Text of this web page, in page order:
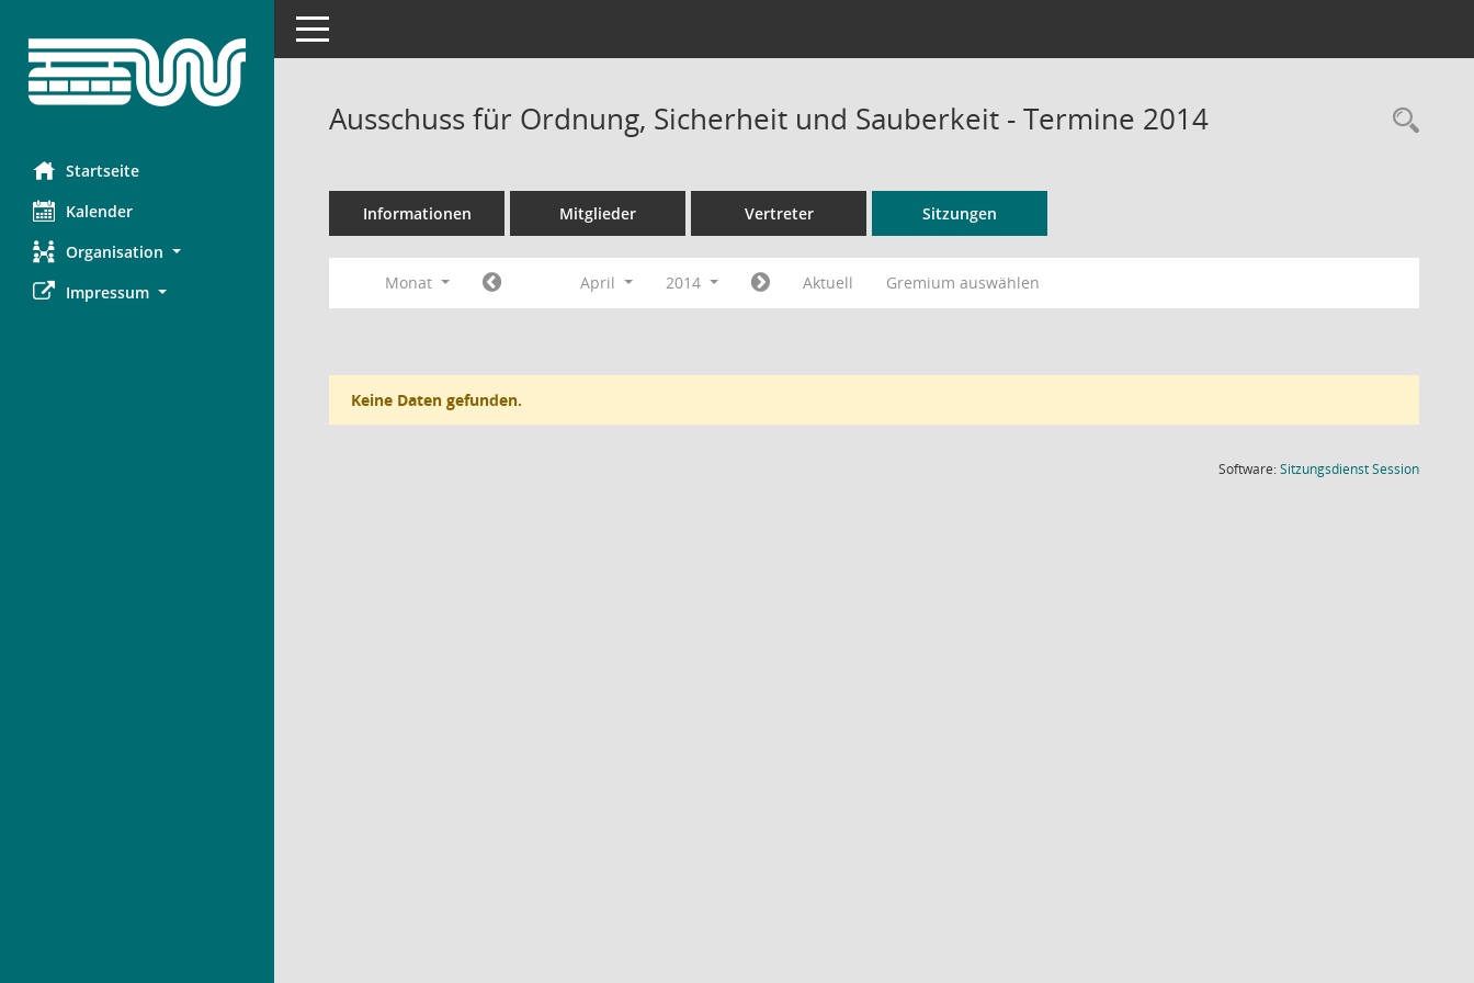
Startseite
Kalender
Organisation
Impressum
Toggle navigation
Ausschuss für Ordnung, Sicherheit und Sauberkeit - Termine 2014
Informationen Mitglieder Vertreter Sitzungen
Monat April 2014 Aktuell Gremium auswählen
Keine Daten gefunden.
Software:SitzungsdienstSession(Wird in